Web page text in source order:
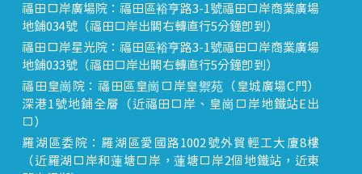
福田口岸廣場院：福田區裕亨路3-1號福田口岸商業廣場
地鋪034號（福田口岸出關右轉直行5分鐘即到）
福田口岸星光院：福田區裕亨路3-1號福田口岸商業廣場
地鋪033號（福田口岸出關右轉直行5分鐘即到）
福田皇崗院：福田區皇崗口岸皇禦苑（皇城廣場C門）
深港1號地鋪全層（近福田口岸、皇崗口岸地鐵站E出
口）
羅湖區委院：羅湖區愛國路1002號外貿輕工大廈8樓
（近羅湖口岸和蓮塘口岸，蓮塘口岸2個地鐵站，近東